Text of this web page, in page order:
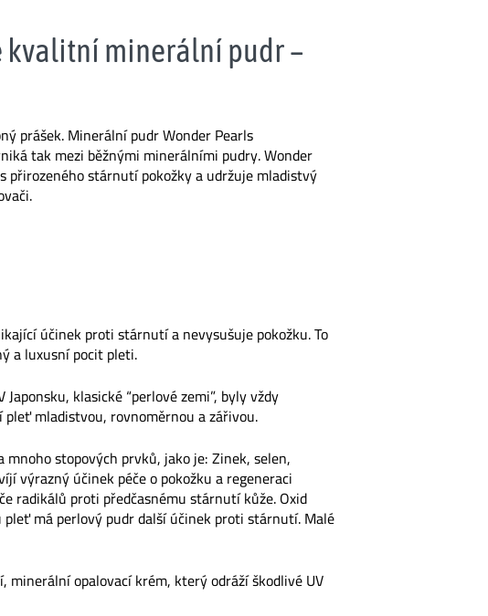
kvalitní minerální pudr –
prášek. Minerální pudr Wonder Pearls
tak mezi běžnými minerálními pudry. Wonder
přirozeného stárnutí pokožky a udržuje mladistvý
účinek proti stárnutí a nevysušuje pokožku. To
a luxusní pocit pleti.
klasické “perlové zemi”, byly vždy
mladistvou, rovnoměrnou a zářivou.
stopových prvků, jako je: Zinek, selen,
výrazný účinek péče o pokožku a regeneraci
radikálů proti předčasnému stárnutí kůže. Oxid
má perlový pudr další účinek proti stárnutí. Malé
opalovací krém, který odráží škodlivé UV